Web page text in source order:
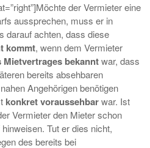
der Vermieter eine
aussprechen, muss er in
darauf achten, dass diese
kommt, wenn dem Vermieter
Mietvertrages bekanntwar, dass
bereits absehbaren
Angehörigen benötigen
konkret voraussehbarwar. Ist
Vermieter den Mieter schon
Tut er dies nicht,
des bereits bei